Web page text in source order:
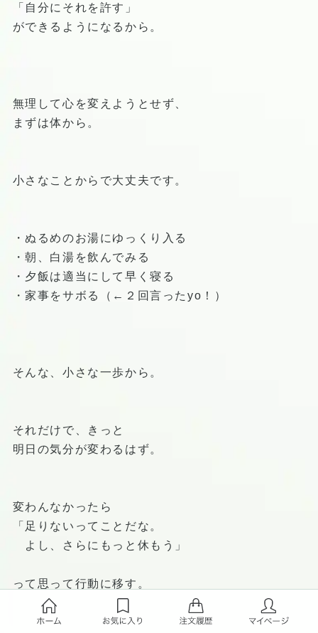
「自分にそれを許す」
ができるようになるから。
無理して心を変えようとせず、
まずは体から。
小さなことからで大丈夫です。
・ぬるめのお湯にゆっくり入る
・朝、白湯を飲んでみる
・夕飯は適当にして早く寝る
・家事をサボる（←２回言ったyo！）
そんな、小さな一歩から。
それだけで、きっと
明日の気分が変わるはず。
変わんなかったら
「足りないってことだな。
よし、さらにもっと休もう」
って思って行動に移す。